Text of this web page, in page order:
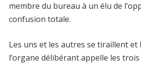
membre du bureau à un élu de
confusion totale.
Les uns et les autres se tiraillent et
l’organe délibérant appelle les